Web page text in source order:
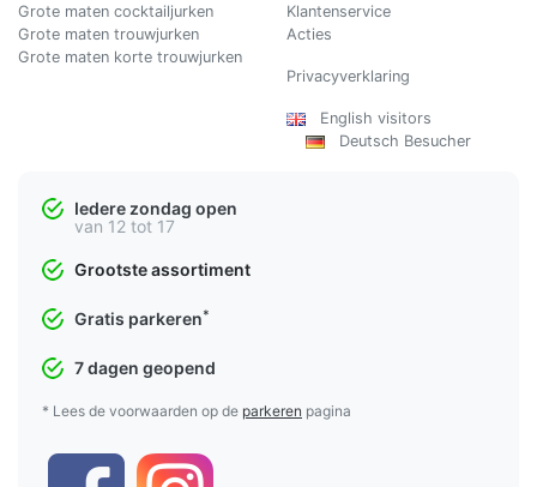
Grote maten cocktailjurken
Grote maten trouwjurken
Grote maten korte trouwjurken
Klantenservice
Acties
Privacyverklaring
English visitors
Deutsch Besucher
Iedere zondag open
van 12 tot 17
Grootste assortiment
Gratis parkeren*
7 dagen geopend
* Lees de voorwaarden op de parkeren pagina